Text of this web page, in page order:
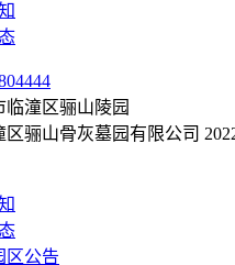
潼区骊山陵园
骊山骨灰墓园有限公司
区公告